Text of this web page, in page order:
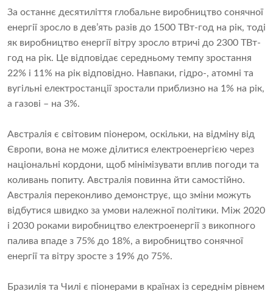
За останнє десятиліття глобальне виробництво сонячної
енергії зросло в дев’ять разів до 1500 ТВт-год на рік, тоді
як виробництво енергії вітру зросло втричі до 2300 ТВт-
год на рік. Це відповідає середньому темпу зростання
22% і 11% на рік відповідно. Навпаки, гідро-, атомні та
вугільні електростанції зростали приблизно на 1% на рік,
а газові – на 3%.
Австралія є світовим піонером, оскільки, на відміну від
Європи, вона не може ділитися електроенергією через
національні кордони, щоб мінімізувати вплив погоди та
коливань попиту. Австралія повинна йти самостійно.
Австралія переконливо демонструє, що зміни можуть
відбутися швидко за умови належної політики. Між 2020
і 2030 роками виробництво електроенергії з викопного
палива впаде з 75% до 18%, а виробництво сонячної
енергії та вітру зросте з 19% до 75%.
Бразилія та Чилі є піонерами в країнах із середнім рівнем